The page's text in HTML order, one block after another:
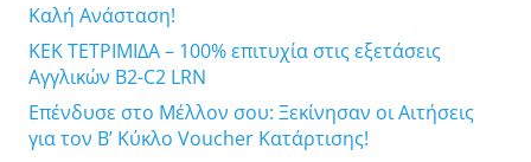
Καλή Ανάσταση!
ΚΕΚ ΤΕΤΡΙΜΙΔΑ – 100% επιτυχία στις εξετάσεις
Αγγλικών B2-C2 LRN
Επένδυσε στο Μέλλον σου: Ξεκίνησαν οι Αιτήσεις
για τον Β’ Κύκλο Voucher Κατάρτισης!